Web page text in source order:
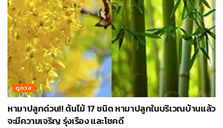
ดูดวง
หามาปลูกด่วน!! ต้นไม้ 17 ชนิด หามาปลูกในบริเวณบ้านแล้ว
จะมีความเจริญ รุ่งเรือง และโชคดี